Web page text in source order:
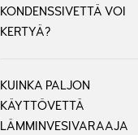
KONDENSSIVETTÄ VOI
KERTYÄ?
KUINKA PALJON
KÄYTTÖVETTÄ
LÄMMINVESIVARAAJA